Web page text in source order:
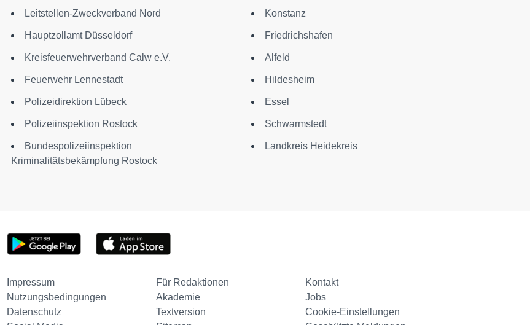
Leitstellen-Zweckverband Nord
Hauptzollamt Düsseldorf
Kreisfeuerwehrverband Calw e.V.
Feuerwehr Lennestadt
Polizeidirektion Lübeck
Polizeiinspektion Rostock
Bundespolizeiinspektion
Kriminalitätsbekämpfung Rostock
Konstanz
Friedrichshafen
Alfeld
Hildesheim
Essel
Schwarmstedt
Landkreis Heidekreis
Impressum Für Redaktionen
Kontakt
Nutzungsbedingungen
Akademie
Jobs
Datenschutz
Textversion
Cookie-Einstellungen